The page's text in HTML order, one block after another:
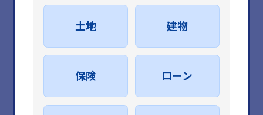
土地 建物
保険 ローン